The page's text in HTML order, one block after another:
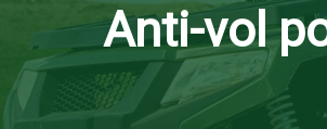
Anti-vol